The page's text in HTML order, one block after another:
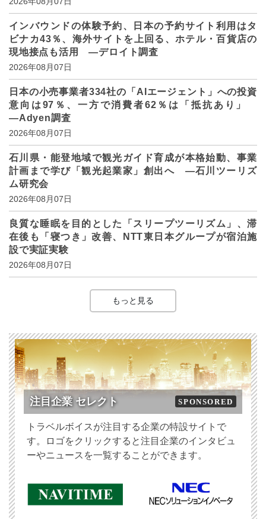
インバウンドの体験予約、日本の予約サイト利用はタ
ビナカ43％、海外サイトを上回る、ホテル・百貨店の
現地接点も活用 ―デロイト調査
2026年08月07日
日本の小売事業者334社の「AIエージェント」への投資
意向は97％、一方で消費者62％は「抵抗あり」
―Adyen調査
2026年08月07日
石川県・能登地域で観光ガイド育成が本格始動、事業
計画まで学び「観光起業家」創出へ ―石川ツーリズ
ム研究会
2026年08月07日
良質な睡眠を目的とした「スリープツーリズム」、滞
在後も「寝つき」改善、NTT東日本グループが宿泊施
設で実証実験
2026年08月07日
もっと見る
注目企業 セレクト SPONSORED
トラベルボイスが注目する企業の特設サイトで
す。ロゴをクリックすると注目企業のインタビュ
ーやニュースを一覧することができます。